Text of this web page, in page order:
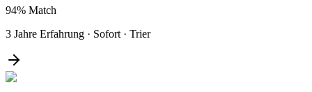
94% Match
3 Jahre Erfahrung · Sofort · Trier